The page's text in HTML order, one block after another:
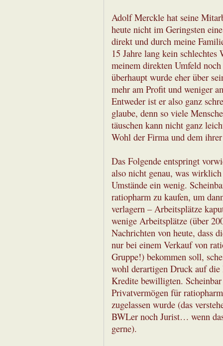
Adolf Merckle hat seine
heute nicht im Geringsten
direkt und durch meine
15 Jahre lang kein
meinem direkten Umfeld
überhaupt wurde eher über
mehr am Profit und weniger
Entweder ist er also ganz
glaube, denn so viele
täuschen kann nicht ganz
Wohl der Firma und dem
Das Folgende entspringt
also nicht genau, was
Umstände ein wenig.
ratiopharm zu kaufen, um
verlagern – Arbeitsplätze
wenige Arbeitsplätze (über
Nachrichten von heute, dass
nur bei einem Verkauf von
Gruppe!) bekommen soll,
wohl derartigen Druck auf die
Kredite bewilligten.
Privatvermögen für
zugelassen wurde (das
BWLer noch Jurist… wenn
gerne).